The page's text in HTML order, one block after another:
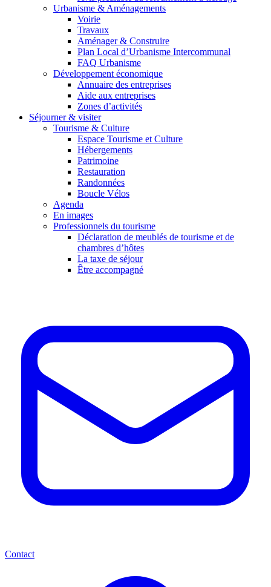
Urbanisme & Aménagements
Voirie
Travaux
Aménager & Construire
Plan Local d’Urbanisme Intercommunal
FAQ Urbanisme
Développement économique
Annuaire des entreprises
Aide aux entreprises
Zones d’activités
Séjourner & visiter
Tourisme & Culture
Espace Tourisme et Culture
Hébergements
Patrimoine
Restauration
Randonnées
Boucle Vélos
Agenda
En images
Professionnels du tourisme
Déclaration de meublés de tourisme et de
chambres d’hôtes
La taxe de séjour
Être accompagné
Contact